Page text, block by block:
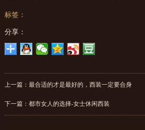
标签：
分享：
上一篇： 最合适的才是最好的，西装一定要合身
下一篇： 都市女人的选择-女士休闲西装